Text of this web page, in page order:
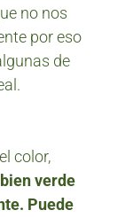
no nos
por eso
de
color,
verde
Puede